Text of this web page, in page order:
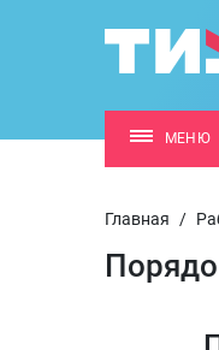
МЕНЮ
Главная /